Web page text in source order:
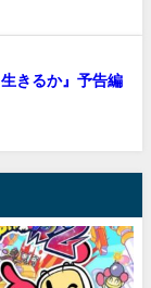
きるか』予告編